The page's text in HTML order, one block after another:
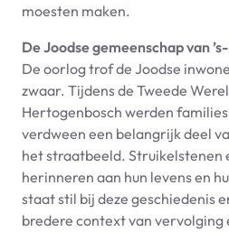
moesten maken.
De Joodse gemeenschap van
De oorlog trof de Joodse
zwaar. Tijdens de Tweede
Hertogenbosch werden
verdween een belangrijk deel
het straatbeeld. Struikelstenen
herinneren aan hun levens en
staat stil bij deze geschiedenis
bredere context van vervolging